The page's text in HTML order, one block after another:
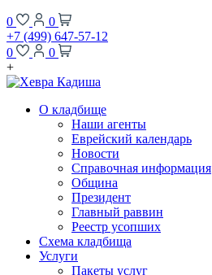
0
0
+7 (499) 647-57-12
0
0
+
О кладбище
Наши агенты
Еврейский календарь
Новости
Справочная информация
Община
Президент
Главный раввин
Реестр усопших
Схема кладбища
Услуги
Пакеты услуг